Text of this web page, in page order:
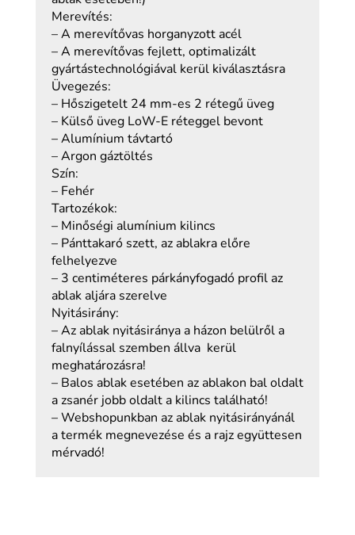
Merevítés:
– A merevítővas horganyzott acél
– A merevítővas fejlett, optimalizált
gyártástechnológiával kerül kiválasztásra
Üvegezés:
– Hőszigetelt 24 mm-es 2 rétegű üveg
– Külső üveg LoW-E réteggel bevont
– Alumínium távtartó
– Argon gáztöltés
Szín:
– Fehér
Tartozékok:
– Minőségi alumínium kilincs
– Pánttakaró szett, az ablakra előre
felhelyezve
– 3 centiméteres párkányfogadó profil az
ablak aljára szerelve
Nyitásirány:
– Az ablak nyitásiránya a házon belülről a
falnyílással szemben állva kerül
meghatározásra!
– Balos ablak esetében az ablakon bal oldalt
a zsanér jobb oldalt a kilincs található!
– Webshopunkban az ablak nyitásirányánál
a termék megnevezése és a rajz együttesen
mérvadó!